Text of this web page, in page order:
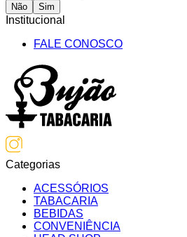
Não Sim
Institucional
FALE CONOSCO
Categorias
ACESSÓRIOS
TABACARIA
BEBIDAS
CONVENIÊNCIA